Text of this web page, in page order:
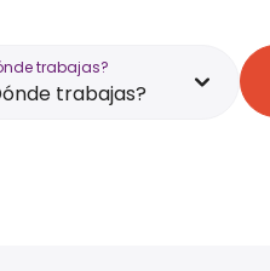
trabajas?
trabajas?